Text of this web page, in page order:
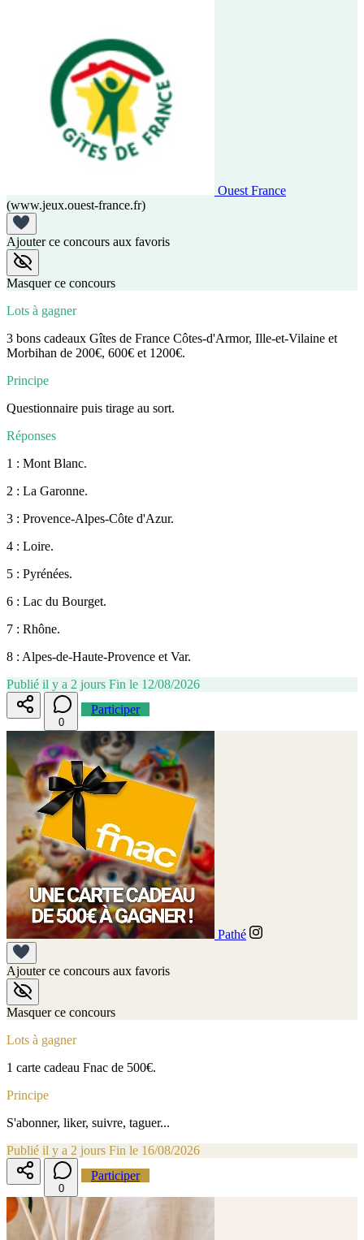
Ouest France
(www.jeux.ouest-france.fr)
Ajouter ce concours aux favoris
Masquer ce concours
Lots à gagner
3 bons cadeaux Gîtes de France Côtes-d'Armor, Ille-et-Vilaine et
Morbihan de 200€, 600€ et 1200€.
Principe
Questionnaire puis tirage au sort.
Réponses
1 : Mont Blanc.
2 : La Garonne.
3 : Provence-Alpes-Côte d'Azur.
4 : Loire.
5 : Pyrénées.
6 : Lac du Bourget.
7 : Rhône.
8 : Alpes-de-Haute-Provence et Var.
Publié il y a 2 jours Fin le 12/08/2026
0
Participer
Pathé
Ajouter ce concours aux favoris
Masquer ce concours
Lots à gagner
1 carte cadeau Fnac de 500€.
Principe
S'abonner, liker, suivre, taguer...
Publié il y a 2 jours Fin le 16/08/2026
0
Participer